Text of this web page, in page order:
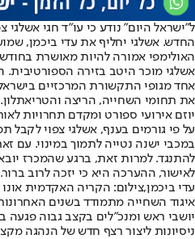
ל"ישראל היום" נודע כי עו"ד חגי אשלגי
החדש. אשלגי יחליף את עדי ביכמן,
האולימפי אמורה להיות מאושרת
אשלגי מוכר היטב בזירה הספורטיבית.
אחד מגופי התקשורת המרכזיים
את תחומי השחייה, הריצה
יוזם אירועי ספורט ומקדם תחרויות
על פי גורמים בענף, אשלגי צפוי לקבל
במכבי ישנה נטייה לתמוך במינוי. עם
להתנגד. למרות זאת, ברגע שהמכרז
לאישור, ההערכה היא כי יזכה לרוב ברור.
עדי ביכמן,צילום: הקריה האקדמית אונו
איגוד השחייה מתמודד בשנים
יושבי ראש ומנכ"לים בקצב גבוה פגעה
ניסיונות ליצור רצף חדש של הנהגה